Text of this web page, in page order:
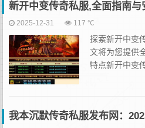
新开中变传奇私服,全面指南与
2025-12-31 117 ℃
探索新开中变
文将为您提供
特点新开中变
我本沉默传奇私服发布网：